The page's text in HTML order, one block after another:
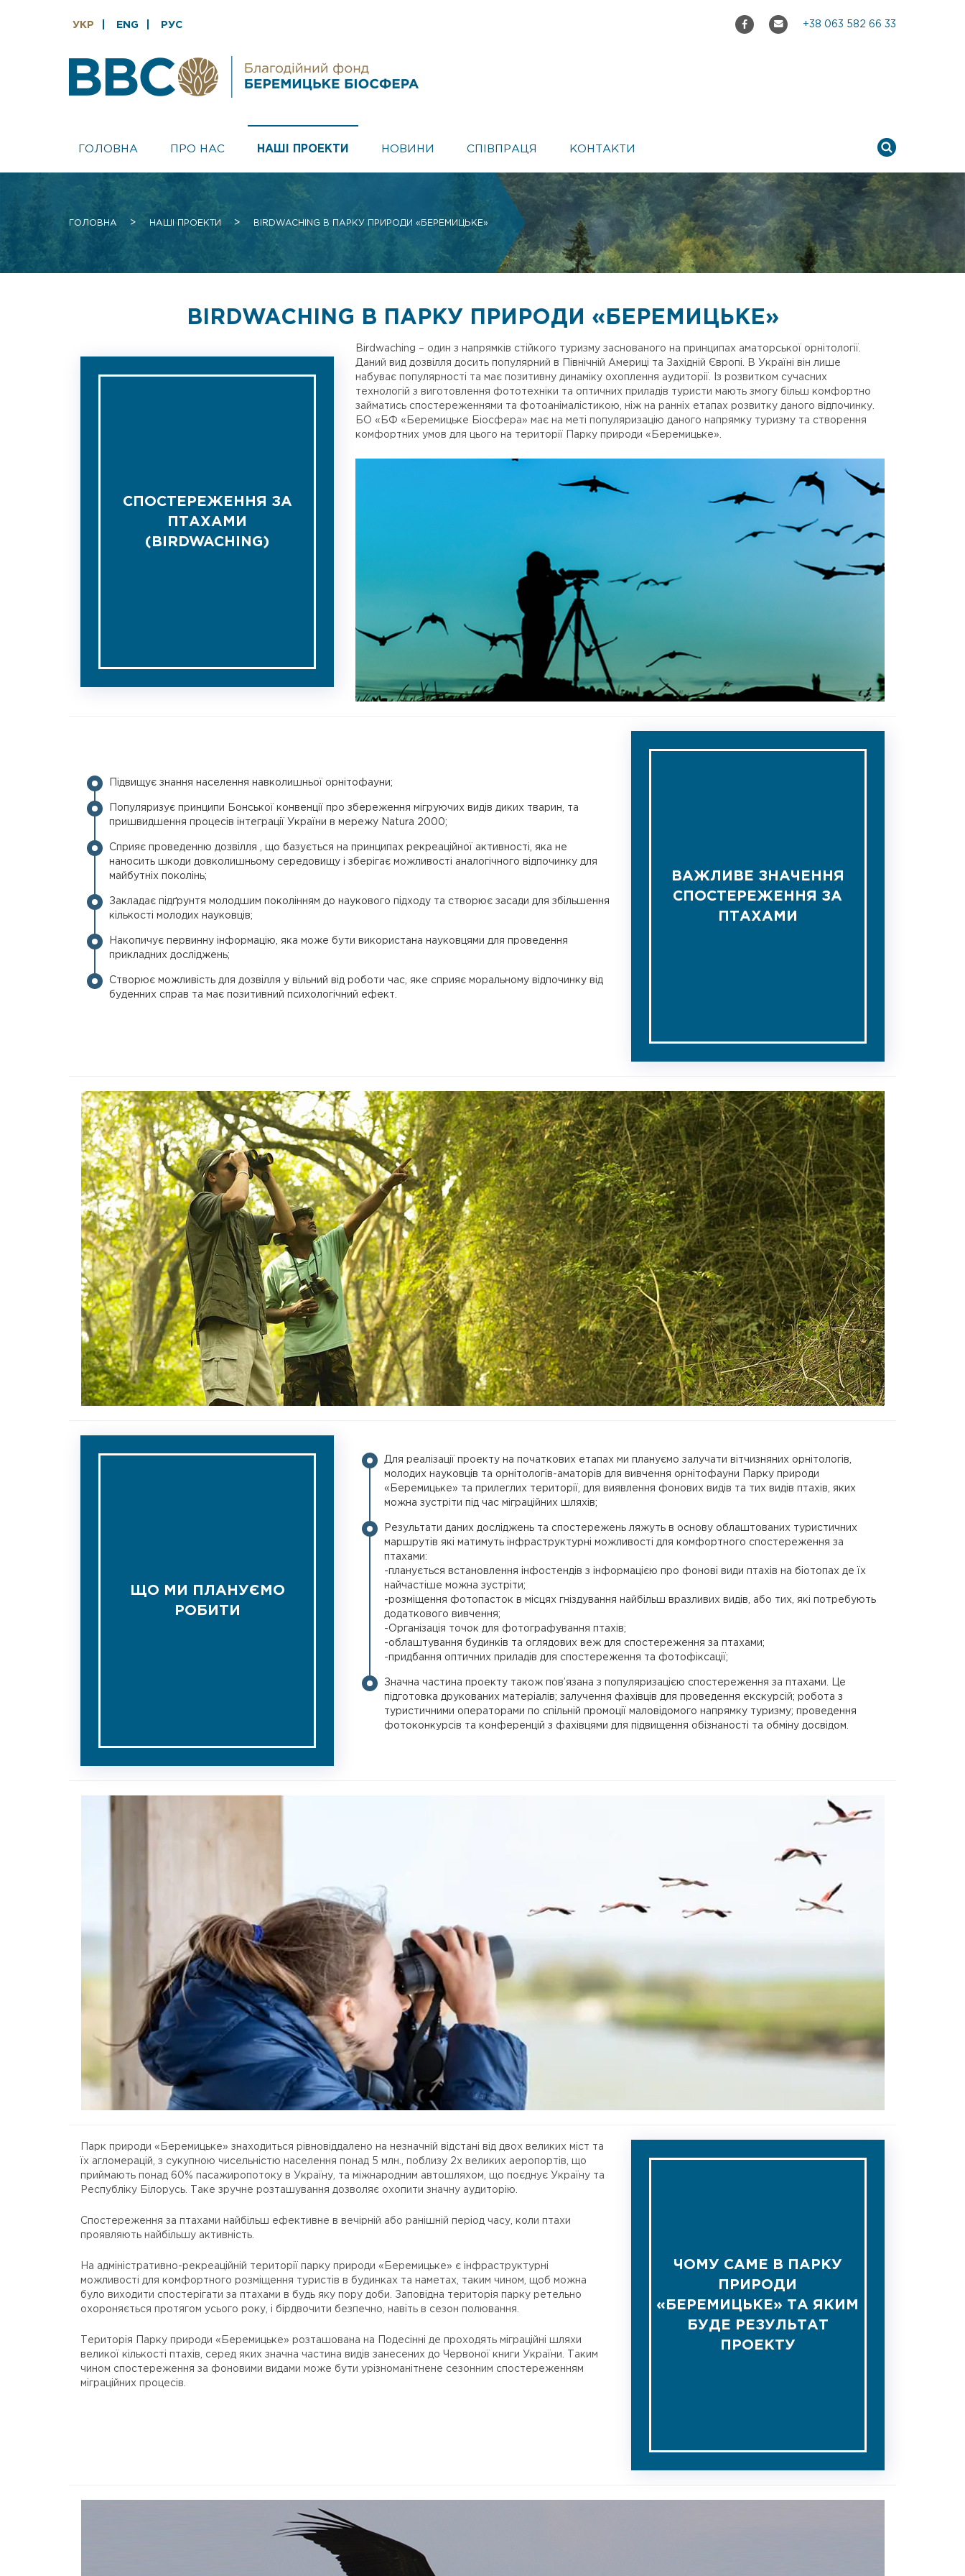
УКР ENG РУС +38 063 582 66 33
ГОЛОВНА ПРО НАС НАШI ПРОЕКТИ НОВИНИ СПІВПРАЦЯ КОНТАКТИ
ГОЛОВНА > НАШІ ПРОЕКТИ > BIRDWACHING В ПАРКУ ПРИРОДИ «БЕРЕМИЦЬКЕ»
BIRDWACHING В ПАРКУ ПРИРОДИ «БЕРЕМИЦЬКЕ»
СПОСТЕРЕЖЕННЯ ЗА
ПТАХАМИ
(BIRDWACHING)
Birdwaching – один з напрямків стійкого туризму заснованого на принципах аматорської орнітології.
Даний вид дозвілля досить популярний в Північній Америці та Західній Європі. В Україні він лише
набуває популярності та має позитивну динаміку охоплення аудиторії. Із розвитком сучасних
технологій з виготовлення фототехніки та оптичних приладів туристи мають змогу більш комфортно
займатись спостереженнями та фотоанімалістикою, ніж на ранніх етапах розвитку даного відпочинку.
БО «БФ «Беремицьке Біосфера» має на меті популяризацію даного напрямку туризму та створення
комфортних умов для цього на території Парку природи «Беремицьке».
ВАЖЛИВЕ ЗНАЧЕННЯ
СПОСТЕРЕЖЕННЯ ЗА
ПТАХАМИ
Підвищує знання населення навколишньої орнітофауни;
Популяризує принципи Бонської конвенції про збереження мігруючих видів диких тварин, та
пришвидшення процесів інтеграції України в мережу Natura 2000;
Сприяє проведенню дозвілля , що базується на принципах рекреаційної активності, яка не
наносить шкоди довколишньому середовищу і зберігає можливості аналогічного відпочинку для
майбутніх поколінь;
Закладає підґрунтя молодшим поколінням до наукового підходу та створює засади для збільшення
кількості молодих науковців;
Накопичує первинну інформацію, яка може бути використана науковцями для проведення
прикладних досліджень;
Створює можливість для дозвілля у вільний від роботи час, яке сприяє моральному відпочинку від
буденних справ та має позитивний психологічний ефект.
ЩО МИ ПЛАНУЄМО
РОБИТИ
Для реалізації проекту на початкових етапах ми плануємо залучати вітчизняних орнітологів,
молодих науковців та орнітологів-аматорів для вивчення орнітофауни Парку природи
«Беремицьке» та прилеглих території, для виявлення фонових видів та тих видів птахів, яких
можна зустріти під час міграційних шляхів;
Результати даних досліджень та спостережень ляжуть в основу облаштованих туристичних
маршрутів які матимуть інфраструктурні можливості для комфортного спостереження за
птахами:
-планується встановлення інфостендів з інформацією про фонові види птахів на біотопах де їх
найчастіше можна зустріти;
-розміщення фотопасток в місцях гніздування найбільш вразливих видів, або тих, які потребують
додаткового вивчення;
-Організація точок для фотографування птахів;
-облаштування будинків та оглядових веж для спостереження за птахами;
-придбання оптичних приладів для спостереження та фотофіксації;
Значна частина проекту також пов’язана з популяризацією спостереження за птахами. Це
підготовка друкованих матеріалів; залучення фахівців для проведення екскурсій; робота з
туристичними операторами по спільній промоції маловідомого напрямку туризму; проведення
фотоконкурсів та конференцій з фахівцями для підвищення обізнаності та обміну досвідом.
ЧОМУ САМЕ В ПАРКУ
ПРИРОДИ
«БЕРЕМИЦЬКЕ» ТА ЯКИМ
БУДЕ РЕЗУЛЬТАТ
ПРОЕКТУ
Парк природи «Беремицьке» знаходиться рівновіддалено на незначній відстані від двох великих міст та
їх агломерацій, з сукупною чисельністю населення понад 5 млн., поблизу 2х великих аеропортів, що
приймають понад 60% пасажиропотоку в Україну, та міжнародним автошляхом, що поєднує Україну та
Республіку Білорусь. Таке зручне розташування дозволяє охопити значну аудиторію.
Спостереження за птахами найбільш ефективне в вечірній або ранішній період часу, коли птахи
проявляють найбільшу активність.
На адміністративно-рекреаційній території парку природи «Беремицьке» є інфраструктурні
можливості для комфортного розміщення туристів в будинках та наметах, таким чином, щоб можна
було виходити спостерігати за птахами в будь яку пору доби. Заповідна територія парку ретельно
охороняється протягом усього року, і бірдвочити безпечно, навіть в сезон полювання.
Територія Парку природи «Беремицьке» розташована на Подесінні де проходять міграційні шляхи
великої кількості птахів, серед яких значна частина видів занесених до Червоної книги України. Таким
чином спостереження за фоновими видами може бути урізноманітнене сезонним спостереженням
міграційних процесів.